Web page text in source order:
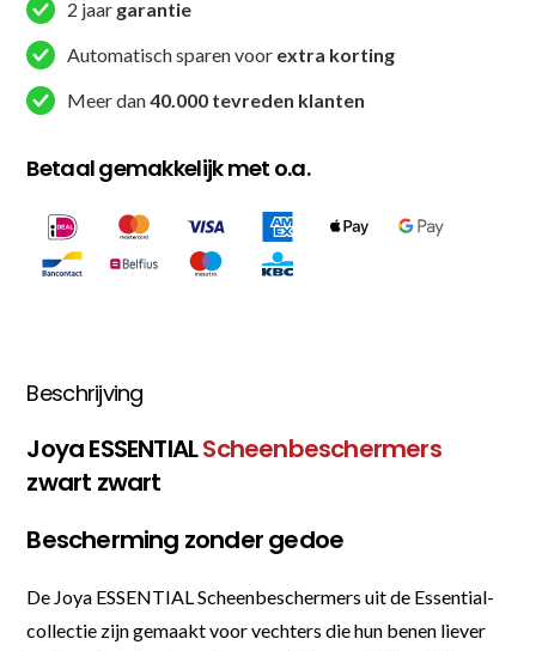
2 jaar garantie
Automatisch sparen voor extra korting
Meer dan40.000 tevreden klanten
Betaal gemakkelijk met o.a.
Beschrijving
Joya ESSENTIALScheenbeschermers
zwart zwart
Bescherming zonder gedoe
De Joya ESSENTIAL Scheenbeschermers uit de Essential-
collectie zijn gemaakt voor vechters die hun benen liever